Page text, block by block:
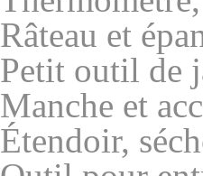
Râteau et
Petit outil de
Manche et
Étendoir,